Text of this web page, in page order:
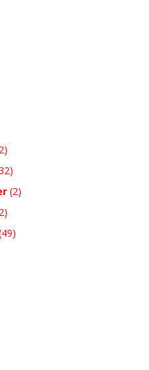
(2)